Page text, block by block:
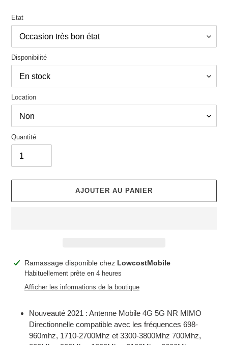
Etat
Disponibilité
Location
Quantité
AJOUTER AU PANIER
Ajout
produit
panier
Ramassage disponible chez LowcostMobile
Habituellement prête en 4 heures
Afficher les informations de la boutique
Nouveauté 2021 : Antenne Mobile 4G 5G NR MIMO
Directionnelle compatible avec les fréquences 698-
960mhz, 1710-2700Mhz et 3300-3800Mhz 700Mhz,